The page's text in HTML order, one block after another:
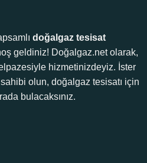
doğalgaz tesisat
geldiniz! Doğalgaz.net olarak,
hizmetinizdeyiz. İster
olun, doğalgaz tesisatı için
bulacaksınız.